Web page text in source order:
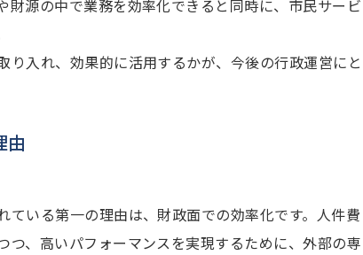
財源の中で業務を効率化できると同時に、市民サービ
り入れ、効果的に活用するかが、今後の行政運営にと
由
ている第一の理由は、財政面での効率化です。人件費
つ、高いパフォーマンスを実現するために、外部の専